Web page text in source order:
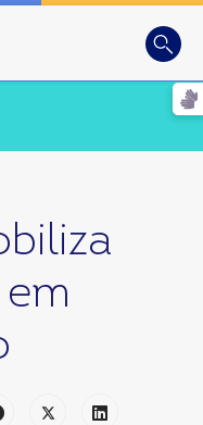
Busca